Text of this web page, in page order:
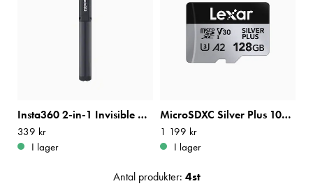
Insta360 2-in-1 Invisible Selfie Stick + Tripod
Pris: 339 kr
339 kr
I lager
MicroSDXC Silver Plus 1066x R205/W100 128GB
Pris:1 199 kr
1 199 kr
I lager
Antal produkter: 4st